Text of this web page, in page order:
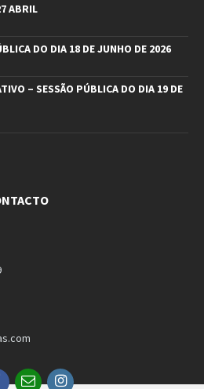
ABRIL
DO DIA 18 DE JUNHO DE 2026
– SESSÃO PÚBLICA DO DIA 19 DE
Facebook
EmailInstagram